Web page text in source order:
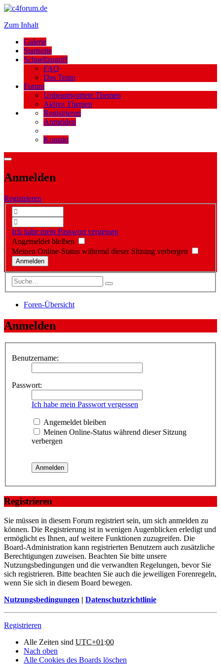
Zum Inhalt
Galerie
Startseite
Schnellzugriff
FAQ
Das Team
Forum
Unbeantwortete Themen
Aktive Themen
Registrieren
Anmelden
Kontakt
Anmelden
Registrieren
Ich habe mein Passwort vergessen
Angemeldet bleiben
Meinen Online-Status während dieser Sitzung verbergen
Foren-Übersicht
Anmelden
Benutzername:
Passwort:
Ich habe mein Passwort vergessen
Angemeldet bleiben
Meinen Online-Status während dieser Sitzung
verbergen
Registrieren
Sie müssen in diesem Forum registriert sein, um sich anmelden zu
können. Die Registrierung ist in wenigen Augenblicken erledigt und
ermöglicht es Ihnen, auf weitere Funktionen zuzugreifen. Die
Board-Administration kann registrierten Benutzern auch zusätzliche
Berechtigungen zuweisen. Beachten Sie bitte unsere
Nutzungsbedingungen und die verwandten Regelungen, bevor Sie
sich registrieren. Bitte beachten Sie auch die jeweiligen Forenregeln,
wenn Sie sich in diesem Board bewegen.
Nutzungsbedingungen | Datenschutzrichtlinie
Registrieren
Alle Zeiten sind UTC+01:00
Nach oben
Alle Cookies des Boards löschen